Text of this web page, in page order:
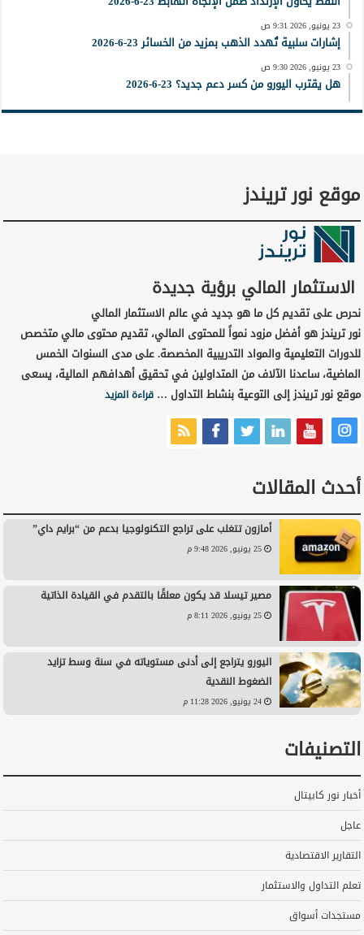
23 يونيو, 2026 9:31 ص
إشارات سلبية تُهدد الذهب بمزيد من الخسائر 23-6-2026
23 يونيو, 2026 9:30 ص
هل يقترب اليورو من كسر دعم جديد؟ 23-6-2026
موقع نور تريندز
الاستثمار المالي برؤية جديدة
نحرص على تقديم كل ما هو جديد في عالم الاستثمار المالي
نور تريندز هو أفضل مزود نمواً للمحتوى المالي، تقديم محتوى مالي متخصص
للدورات التعليمية والمواد التدريبية المخصصة. على مدى السنوات الخمس
الماضية، ساعدنا الآلاف من المتداولين في تحقيق أهدافهم المالية، يسعى
موقع نور تريندز إلى التوعية بنشاط التداول …قراءة المزيد
أحدث المقالات
أمازون تتغلب على تراجع التكنولوجيا بدعم من “برايم داي”
25 يونيو, 2026 9:48 م
مصير تيسلا قد يكون معلقًا بالتقدم في القيادة الذاتية
25 يونيو, 2026 8:11 م
اليورو يتراجع إلى أدنى مستوياته في سنة وسط تزايد
الضغوط النقدية
24 يونيو, 2026 11:28 م
التصنيفات
أخبار نور كابيتال
عاجل
التقارير الاقتصادية
تعلم التداول والاستثمار
مستجدات أسواق